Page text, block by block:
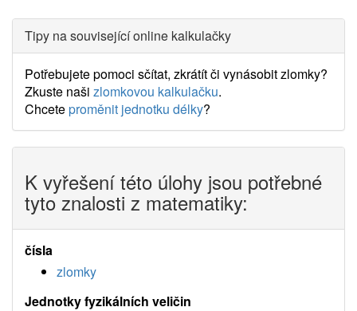
Tipy na související online kalkulačky
Potřebujete pomoci sčítat, zkrátít či vynásobit zlomky?
Zkuste naši zlomkovou kalkulačku.
Chceteproměnit jednotku délky?
K vyřešení této úlohy jsou potřebné
tyto znalosti z matematiky:
čísla
zlomky
Jednotky fyzikálních veličin